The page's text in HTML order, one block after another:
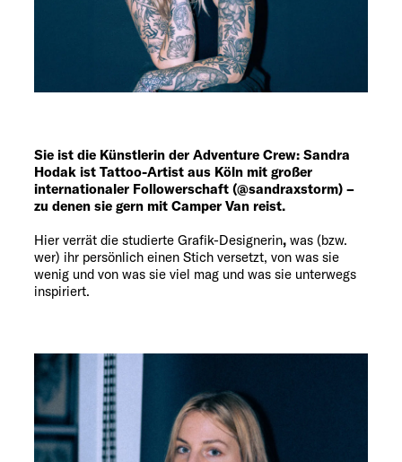
Service
Sie ist die Künstlerin der Adventure Crew: Sandra
Hodak ist Tattoo-Artist aus Köln mit großer
internationaler Followerschaft (@sandraxstorm) –
zu denen sie gern mit Camper Van reist.
Hier verrät die studierte Grafik-Designerin, was (bzw.
wer) ihr persönlich einen Stich versetzt, von was sie
wenig und von was sie viel mag und was sie unterwegs
inspiriert.